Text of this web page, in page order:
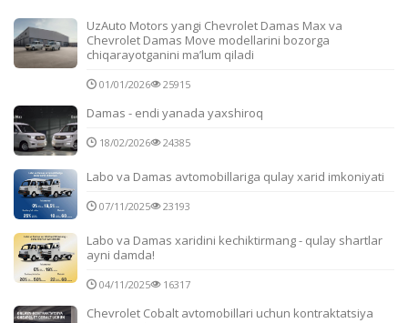
UzAuto Motors yangi Chevrolet Damas Max va
Chevrolet Damas Move modellarini bozorga
chiqarayotganini ma’lum qiladi
01/01/2026 25915
Damas - endi yanada yaxshiroq
18/02/2026 24385
Labo va Damas avtomobillariga qulay xarid imkoniyati
07/11/2025 23193
Labo va Damas xaridini kechiktirmang - qulay shartlar
ayni damda!
04/11/2025 16317
Chevrolet Cobalt avtomobillari uchun kontraktatsiya